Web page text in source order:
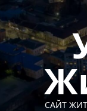
Перейти
до
вмісту
САЙТ